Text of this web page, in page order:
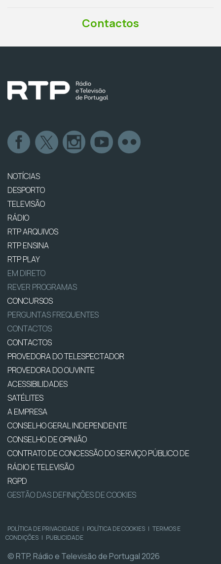
Contactos
NOTÍCIAS
DESPORTO
TELEVISÃO
RÁDIO
RTP ARQUIVOS
RTP ENSINA
RTP PLAY
EM DIRETO
REVER PROGRAMAS
CONCURSOS
PERGUNTAS FREQUENTES
CONTACTOS
CONTACTOS
PROVEDORA DO TELESPECTADOR
PROVEDORA DO OUVINTE
ACESSIBILIDADES
SATÉLITES
A EMPRESA
CONSELHO GERAL INDEPENDENTE
CONSELHO DE OPINIÃO
CONTRATO DE CONCESSÃO DO SERVIÇO PÚBLICO DE
RÁDIO E TELEVISÃO
RGPD
GESTÃO DAS DEFINIÇÕES DE COOKIES
POLÍTICA DE PRIVACIDADE | POLÍTICA DE COOKIES | TERMOS E
CONDIÇÕES | PUBLICIDADE
© RTP, Rádio e Televisão de Portugal 2026